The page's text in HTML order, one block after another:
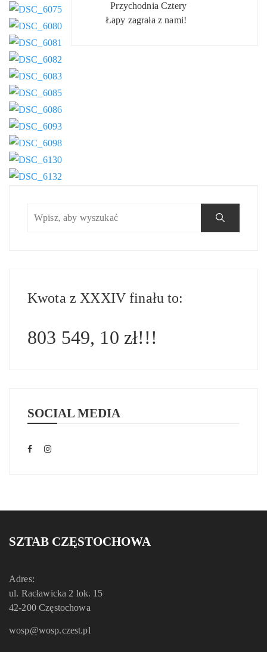
Przychodnia Cztery
Łapy zagrała z nami!
Kwota z XXXIV finału to:
803 549, 10 zł!!!
SOCIAL MEDIA
SZTAB CZĘSTOCHOWA
Adres:
ul. Racławicka 2 lok. 15
42-200 Częstochowa
wosp@wosp.czest.pl